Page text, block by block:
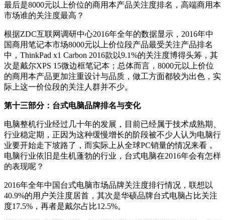
最后是8000元以上价位的商用本产品关注度排名，高端商用本
市场谁的关注度最高？
根据ZDC互联网调研中心2016年全年的数据显示，2016年中
国商用笔记本市场8000元以上价位段产品最受关注产品排名
中，ThinkPad x1 Carbon 2016款以9.1%的关注度博得头筹，其
次是戴尔XPS 15微边框笔记本；总体而言，8000元以上价位
的商用本产品更加注重设计与品质，做工方面都较为出色，实
际上这一价位段的关注人群并不少。
第十三部分：台式电脑品牌排名与变化
电脑整机行业经过几十年的发展，目前已经属于技术成熟期、
行业稳定期，正因为这种缓慢增长的阶段被不少人认为电脑行
业要开始走下坡路了，而实际上从全球PC销量的情况来看，
电脑行业依旧是生机蓬勃的行业，台式电脑在2016年会有怎样
的表现呢？
2016年全年中国台式电脑市场品牌关注度排行情况，联想以
40.9%的用户关注度居首，其次是华硕品牌台式电脑占比关注
度17.5%，再者是戴尔占比12.5%。